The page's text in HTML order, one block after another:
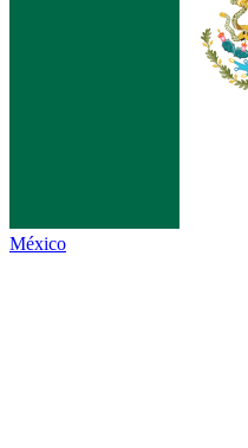
México